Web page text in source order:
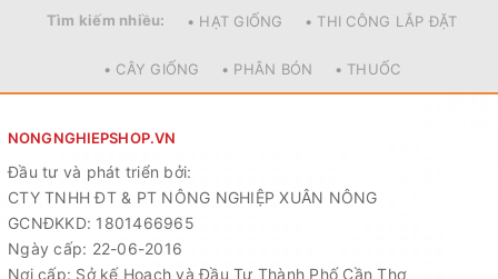
Tìm kiếm nhiều: • HẠT GIỐNG • THI CÔNG LẮP ĐẶT
• CÂY GIỐNG • PHÂN BÓN • THUỐC
NONGNGHIEPSHOP.VN
Đầu tư và phát triển bởi:
CTY TNHH ĐT & PT NÔNG NGHIỆP XUÂN NÔNG
GCNĐKKD: 1801466965
Ngày cấp: 22-06-2016
Nơi cấp: Sở kế Hoạch và Đầu Tư Thành Phố Cần Thơ